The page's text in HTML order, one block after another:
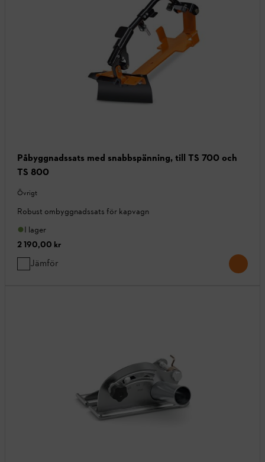
Påbyggnadssats med snabbspänning, till TS 700 och
TS 800
Övrigt
Robust ombyggnadssats för kapvagn
I lager
2 190,00 kr
Jämför